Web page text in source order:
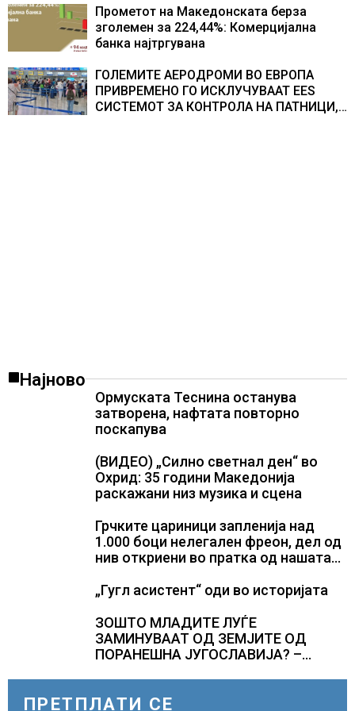
складирање на енергија од батерии
Прометот на Македонската берза
зголемен за 224,44%: Комерцијална
банка најтргувана
ГОЛЕМИТЕ АЕРОДРОМИ ВО ЕВРОПА
ПРИВРЕМЕНО ГО ИСКЛУЧУВААТ ЕЕS
СИСТЕМОТ ЗА КОНТРОЛА НА ПАТНИЦИ,
Најново
Ормуската Теснина останува
затворена, нафтата повторно
поскапува
(ВИДЕО) „Силно светнал ден“ во
Охрид: 35 години Македонија
раскажани низ музика и сцена
Грчките цариници запленија над
1.000 боци нелегален фреон, дел од
нив откриени во пратка од нашата
„Гугл асистент“ оди во историјата
ЗОШТО МЛАДИТЕ ЛУЃЕ
ЗАМИНУВААТ ОД ЗЕМЈИТЕ ОД
ПОРАНЕШНА ЈУГОСЛАВИЈА? –
Хрватска
ПРЕТПЛАТИ СЕ